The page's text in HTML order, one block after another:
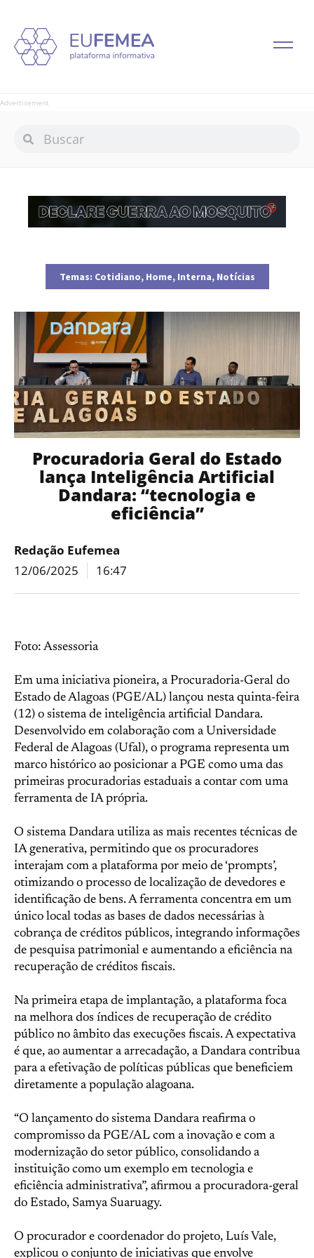
Advertisement
Temas: Cotidiano, Home, Interna, Notícias
Procuradoria Geral do Estado
lança Inteligência Artificial
Dandara: “tecnologia e
eficiência”
Redação Eufemea
12/06/2025
16:47
Foto: Assessoria
Em uma iniciativa pioneira, a Procuradoria-Geral do
Estado de Alagoas (PGE/AL) lançou nesta quinta-feira
(12) o sistema de inteligência artificial Dandara.
Desenvolvido em colaboração com a Universidade
Federal de Alagoas (Ufal), o programa representa um
marco histórico ao posicionar a PGE como uma das
primeiras procuradorias estaduais a contar com uma
ferramenta de IA própria.
O sistema Dandara utiliza as mais recentes técnicas de
IA generativa, permitindo que os procuradores
interajam com a plataforma por meio de ‘prompts’,
otimizando o processo de localização de devedores e
identificação de bens. A ferramenta concentra em um
único local todas as bases de dados necessárias à
cobrança de créditos públicos, integrando informações
de pesquisa patrimonial e aumentando a eficiência na
recuperação de créditos fiscais.
Na primeira etapa de implantação, a plataforma foca
na melhora dos índices de recuperação de crédito
público no âmbito das execuções fiscais. A expectativa
é que, ao aumentar a arrecadação, a Dandara contribua
para a efetivação de políticas públicas que beneficiem
diretamente a população alagoana.
“O lançamento do sistema Dandara reafirma o
compromisso da PGE/AL com a inovação e com a
modernização do setor público, consolidando a
instituição como um exemplo em tecnologia e
eficiência administrativa”, afirmou a procuradora-geral
do Estado, Samya Suaruagy.
O procurador e coordenador do projeto, Luís Vale,
explicou o conjunto de iniciativas que envolve